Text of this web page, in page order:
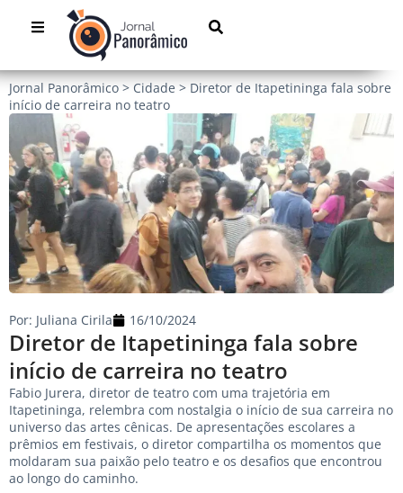
Jornal Panorâmico > Cidade > Diretor de Itapetininga fala sobre
início de carreira no teatro
Diretor de Itapetininga fala sobre
início de carreira no teatro
Por: Juliana Cirila 16/10/2024
Fabio Jurera, diretor de teatro com uma trajetória em
Itapetininga, relembra com nostalgia o início de sua carreira no
universo das artes cênicas. De apresentações escolares a
prêmios em festivais, o diretor compartilha os momentos que
moldaram sua paixão pelo teatro e os desafios que encontrou
ao longo do caminho.